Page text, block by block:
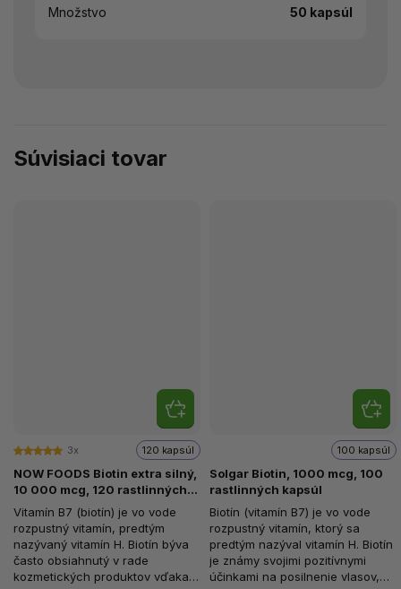
Množstvo 50 kapsúl
Súvisiaci tovar
NOW FOODS Biotin extra silný,
10 000 mcg, 120 rastlinných
kapsúl
3x 120 kapsúl
Vitamín B7 (biotín) je vo vode
rozpustný vitamín, predtým
nazývaný vitamín H. Biotín býva
často obsiahnutý v rade
kozmetických produktov vďaka
Solgar Biotin, 1000 mcg, 100
rastlinných kapsúl
100 kapsúl
Biotín (vitamín B7) je vo vode
rozpustný vitamín, ktorý sa
predtým nazýval vitamín H. Biotín
je známy svojimi pozitívnymi
účinkami na posilnenie vlasov,